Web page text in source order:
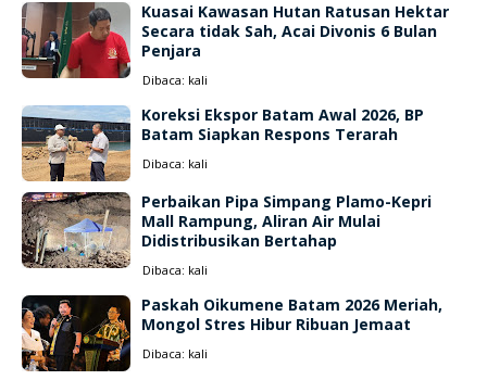
Kuasai Kawasan Hutan Ratusan Hektar
Secara tidak Sah, Acai Divonis 6 Bulan
Penjara
Dibaca: kali
Koreksi Ekspor Batam Awal 2026, BP
Batam Siapkan Respons Terarah
Dibaca: kali
Perbaikan Pipa Simpang Plamo-Kepri
Mall Rampung, Aliran Air Mulai
Didistribusikan Bertahap
Dibaca: kali
Paskah Oikumene Batam 2026 Meriah,
Mongol Stres Hibur Ribuan Jemaat
Dibaca: kali